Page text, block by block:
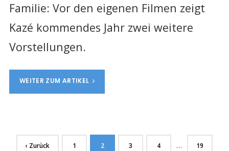
Familie: Vor den eigenen Filmen zeigt
Kazé kommendes Jahr zwei weitere
Vorstellungen.
WEITER ZUM ARTIKEL
‹ Zurück 1 2 3 4 … 19